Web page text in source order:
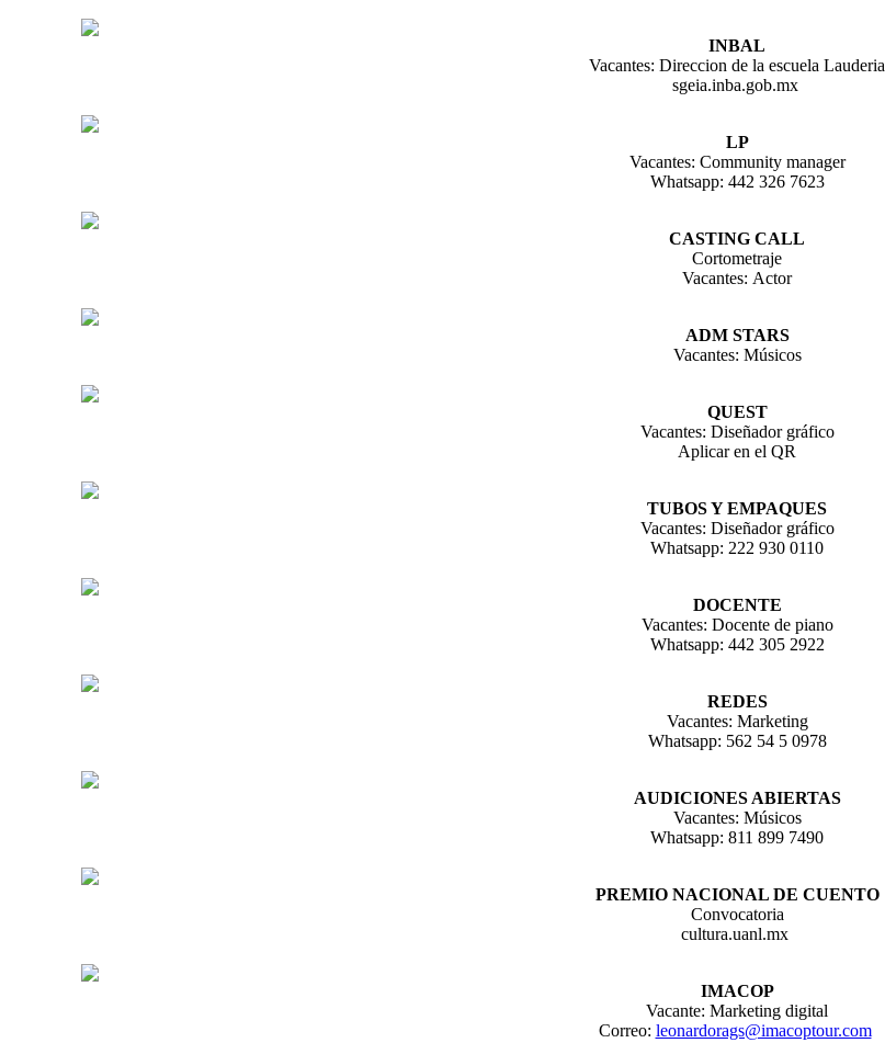
INBAL
Vacantes: Direccion de la escuela Lauderia
sgeia.inba.gob.mx
LP
Vacantes: Community manager
Whatsapp: 442 326 7623
CASTING CALL
Cortometraje
Vacantes: Actor
ADM STARS
Vacantes: Músicos
QUEST
Vacantes: Diseñador gráfico
Aplicar en el QR
TUBOS Y EMPAQUES
Vacantes: Diseñador gráfico
Whatsapp: 222 930 0110
DOCENTE
Vacantes: Docente de piano
Whatsapp: 442 305 2922
REDES
Vacantes: Marketing
Whatsapp: 562 54 5 0978
AUDICIONES ABIERTAS
Vacantes: Músicos
Whatsapp: 811 899 7490
PREMIO NACIONAL DE CUENTO
Convocatoria
cultura.uanl.mx
IMACOP
Vacante: Marketing digital
Correo: leonardorags@imacoptour.com